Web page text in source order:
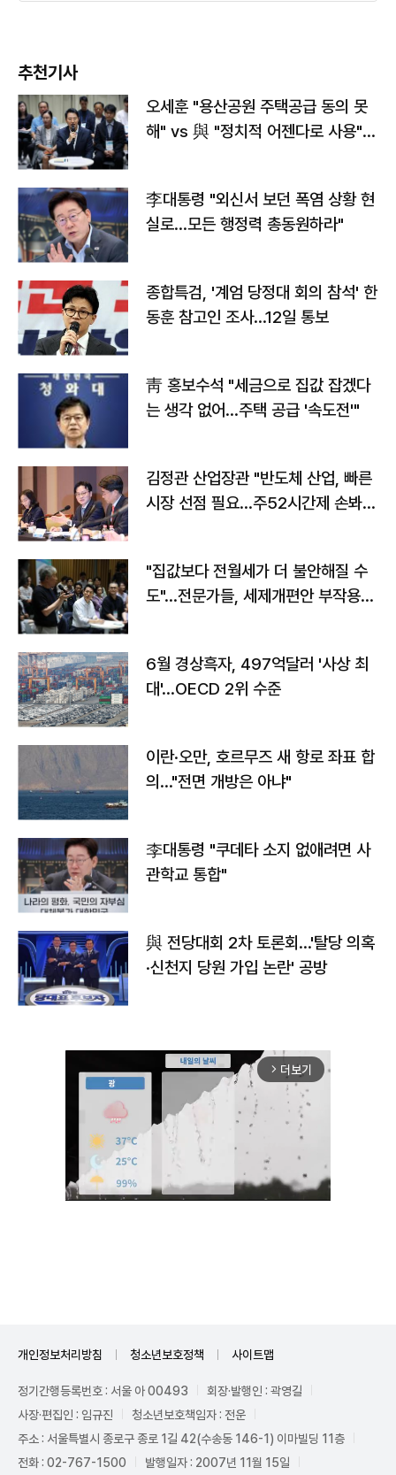
추천기사
오세훈 "용산공원 주택공급 동의 못
해" vs 與 "정치적 어젠다로 사용"
李대통령 "외신서 보던 폭염 상황 현
실로…모든 행정력 총동원하라"
종합특검, '계엄 당정대 회의 참석' 한
동훈 참고인 조사...12일 통보
靑 홍보수석 "세금으로 집값 잡겠다
는 생각 없어…주택 공급 '속도전'"
김정관 산업장관 "반도체 산업, 빠른
시장 선점 필요…주52시간제 손봐
"집값보다 전월세가 더 불안해질 수
도"…전문가들, 세제개편안 부작용
6월 경상흑자, 497억달러 '사상 최
대'…OECD 2위 수준
이란·오만, 호르무즈 새 항로 좌표 합
의…"전면 개방은 아냐"
李대통령 "쿠데타 소지 없애려면 사
관학교 통합"
與 전당대회 2차 토론회…'탈당 의혹
·신천지 당원 가입 논란' 공방
arrow_forward_ios 더보기
개인정보처리방침 청소년보호정책 사이트맵
정기간행등록번호 : 서울 아 00493
회장·발행인 : 곽영길
사장·편집인 : 임규진
청소년보호책임자 : 전운
주소 : 서울특별시 종로구 종로 1길 42(수송동 146-1) 이마빌딩 11층
전화 : 02-767-1500
발행일자 : 2007년 11월 15일